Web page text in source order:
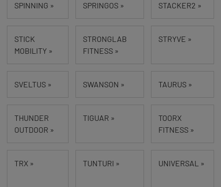
SPINNING » SPRINGOS » STACKER2 »
STICK
MOBILITY »
STRONGLAB
FITNESS »
STRYVE »
SVELTUS » SWANSON » TAURUS »
THUNDER
OUTDOOR »
TIGUAR »
TOORX
FITNESS »
TRX » TUNTURI » UNIVERSAL »